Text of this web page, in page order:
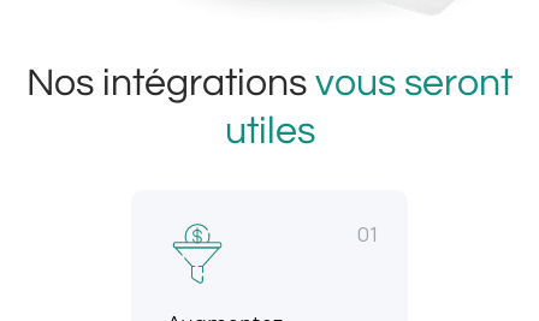
Nos intégrations vous seront
utiles
01